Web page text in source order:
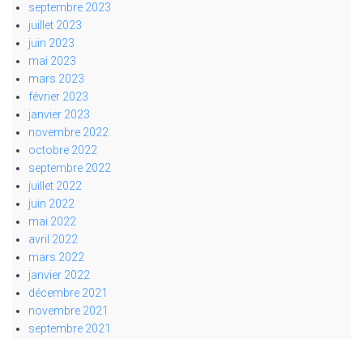
septembre 2023
juillet 2023
juin 2023
mai 2023
mars 2023
février 2023
janvier 2023
novembre 2022
octobre 2022
septembre 2022
juillet 2022
juin 2022
mai 2022
avril 2022
mars 2022
janvier 2022
décembre 2021
novembre 2021
septembre 2021